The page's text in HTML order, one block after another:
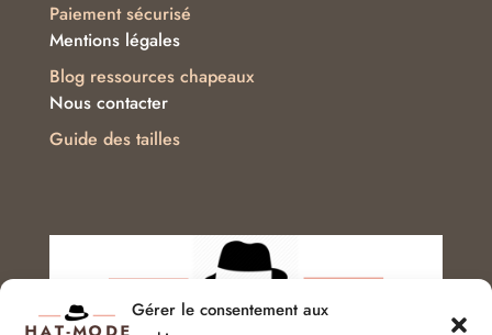
Gérer le consentement aux
Mentions légales
Nous contacter
Paiement sécurisé
Blog ressources chapeaux
Guide des tailles